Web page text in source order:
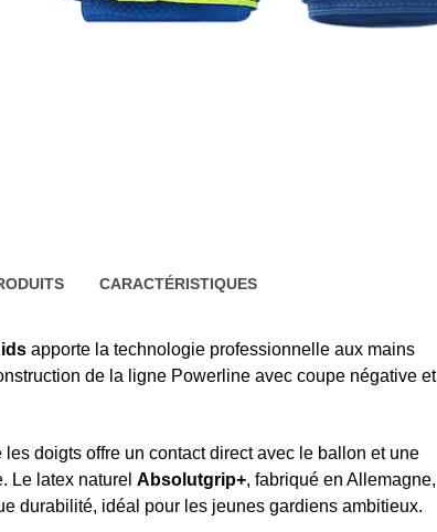
CARACTÉRISTIQUES
apporte la technologie professionnelle aux mains
de la ligne Powerline avec coupe négative et
doigts offre un contact direct avec le ballon et une
Le latex naturel Absolutgrip+, fabriqué en Allemagne,
durabilité, idéal pour les jeunes gardiens ambitieux.